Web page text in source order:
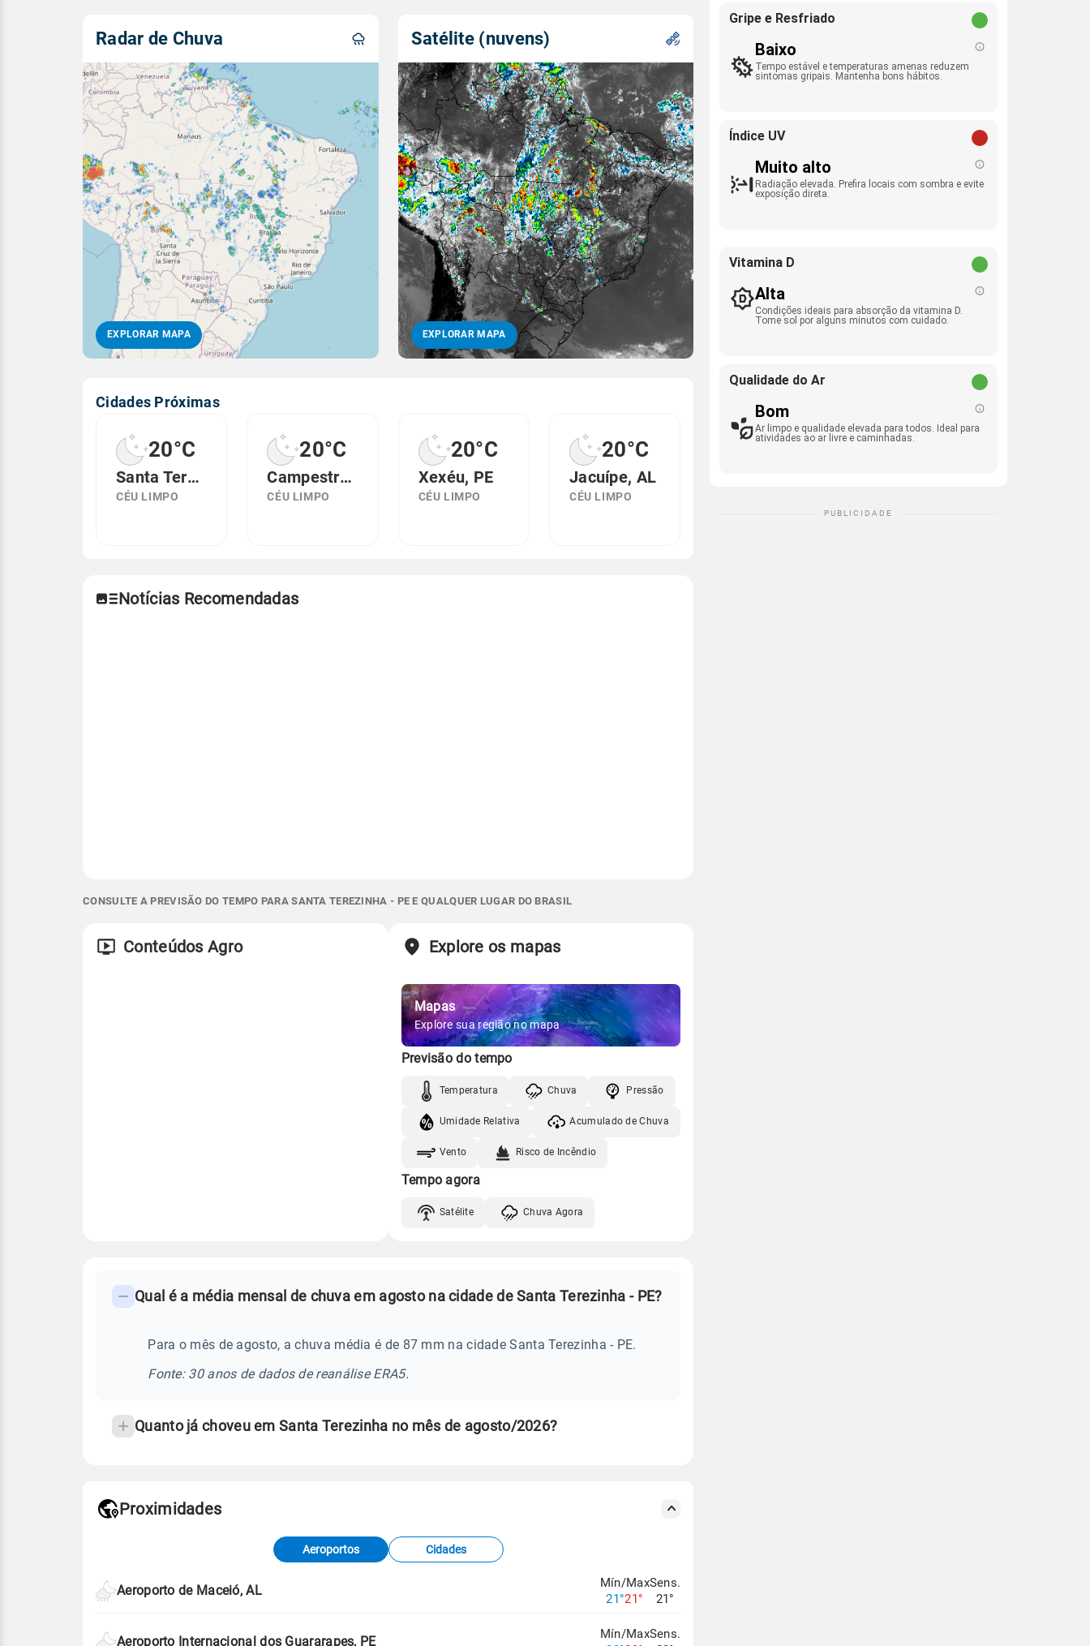
Radar de Chuva
EXPLORAR MAPA
Satélite (nuvens)
EXPLORAR MAPA
Cidades Próximas
20°C
Santa Terezinha, PE
CÉU LIMPO
20°C
Campestre, AL
CÉU LIMPO
20°C
Xexéu, PE
CÉU LIMPO
20°C
Jacuípe, AL
CÉU LIMPO
Notícias Recomendadas
CONSULTE A PREVISÃO DO TEMPO PARA SANTA TEREZINHA - PE E QUALQUER LUGAR DO BRASIL
Conteúdos Agro Explore os mapas
Mapas
Explore sua região no mapa
Previsão do tempo
Temperatura Chuva Pressão
Umidade Relativa Acumulado de Chuva
Vento Risco de Incêndio
Tempo agora
Satélite Chuva Agora
frequentes
temperatura
Qual é a média mensal de chuva em agosto na cidade de Santa Terezinha - PE?
Para o mês de agosto, a chuva média é de 87 mm na cidade Santa Terezinha - PE.
Fonte: 30 anos de dados de reanálise ERA5.
Quanto já choveu em Santa Terezinha no mês de agosto/2026?
de Tempo e Estudos Climáticos (CPTEC).
Proximidades
Aeroportos Cidades
Aeroporto de Maceió, AL
Mín/Max
21°21°
Sens.
21°
Aeroporto Internacional dos Guararapes, PE
Mín/MaxSens.
Gripe e Resfriado
Baixo
Tempo estável e temperaturas amenas reduzem
sintomas gripais. Mantenha bons hábitos.
Índice UV
Muito alto
Radiação elevada. Prefira locais com sombra e evite
exposição direta.
Vitamina D
Alta
Condições ideais para absorção da vitamina D.
Tome sol por alguns minutos com cuidado.
Qualidade do Ar
Bom
Ar limpo e qualidade elevada para todos. Ideal para
atividades ao ar livre e caminhadas.